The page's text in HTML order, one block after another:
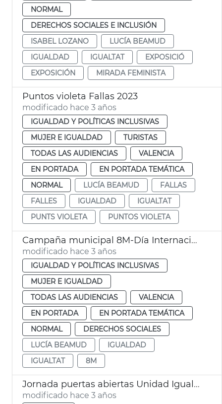
NORMAL
DERECHOS SOCIALES E INCLUSIÓN
ISABEL LOZANO
LUCÍA BEAMUD
IGUALDAD
IGUALTAT
EXPOSICIÓ
EXPOSICIÓN
MIRADA FEMINISTA
Puntos violeta Fallas 2023
modificado hace 3 años
IGUALDAD Y POLÍTICAS INCLUSIVAS
MUJER E IGUALDAD
TURISTAS
TODAS LAS AUDIENCIAS
VALENCIA
EN PORTADA
EN PORTADA TEMÁTICA
NORMAL
LUCÍA BEAMUD
FALLAS
FALLES
IGUALDAD
IGUALTAT
PUNTS VIOLETA
PUNTOS VIOLETA
Campaña municipal 8M-Día Internacional de las Mujeres
modificado hace 3 años
IGUALDAD Y POLÍTICAS INCLUSIVAS
MUJER E IGUALDAD
TODAS LAS AUDIENCIAS
VALENCIA
EN PORTADA
EN PORTADA TEMÁTICA
NORMAL
DERECHOS SOCIALES
LUCÍA BEAMUD
IGUALDAD
IGUALTAT
8M
Jornada puertas abiertas Unidad Igualdad Torrefiel-Orriols
modificado hace 3 años